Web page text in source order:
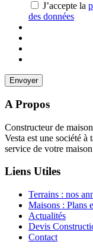
J’accepte la
des données
A Propos
Constructeur de
Vesta est une société
service de votre
Liens Utiles
Terrains : nos
Maisons : Plans
Actualités
Devis
Contact